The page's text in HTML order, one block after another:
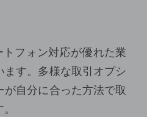
フォン対応が優れた業
す。多様な取引オプシ
が自分に合った方法で取